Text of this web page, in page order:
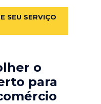
SEU SERVIÇO
o
para